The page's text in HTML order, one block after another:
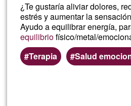
¿Te gustaría aliviar dolores,
estrés y aumentar la
Ayudo a equilibrar energía,
equilibriofísico/metal/
Terapia
Salud